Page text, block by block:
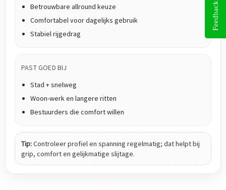
Betrouwbare allround keuze
Comfortabel voor dagelijks gebruik
Stabiel rijgedrag
PAST GOED BIJ
Stad + snelweg
Woon-werk en langere ritten
Bestuurders die comfort willen
Tip:Controleer profiel en spanning regelmatig; dat helpt bij
grip, comfort en gelijkmatige slijtage.
Feedback